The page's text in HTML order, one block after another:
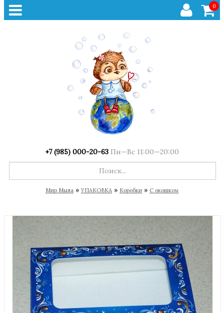
0
+7 (985) 000-20-63 Пн—Вс 11:00—20:00
Мир Мыла » УПАКОВКА » Коробки » С окошком